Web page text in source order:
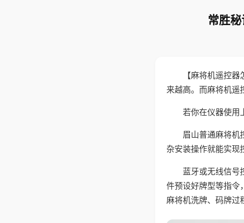
常胜
【麻将机遥控
来越高。而麻将机遥
若你在仪器使用
眉山普通麻将机
杂安装操作就能实现
蓝牙或无线信号
件预设好牌型等指令
麻将机洗牌、码牌过